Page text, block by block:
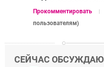
Прокомментировать
пользователям)
СЕЙЧАС